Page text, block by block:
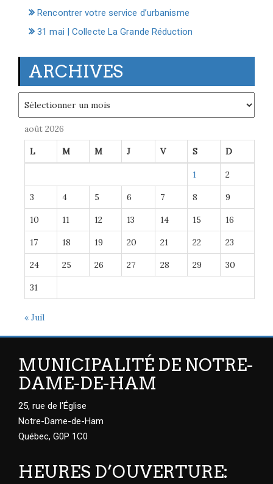
Rencontrer votre service d’urbanisme
31 mai | Collecte La Grande Réduction
ARCHIVES
août 2026
L M M J V S D
1 2
3 4 5 6 7 8 9
10 11 12 13 14 15 16
17 18 19 20 21 22 23
24 25 26 27 28 29 30
31
« Juil
MUNICIPALITÉ DE NOTRE-
DAME-DE-HAM
25, rue de l'Église
Notre-Dame-de-Ham
Québec, G0P 1C0
HEURES D’OUVERTURE: